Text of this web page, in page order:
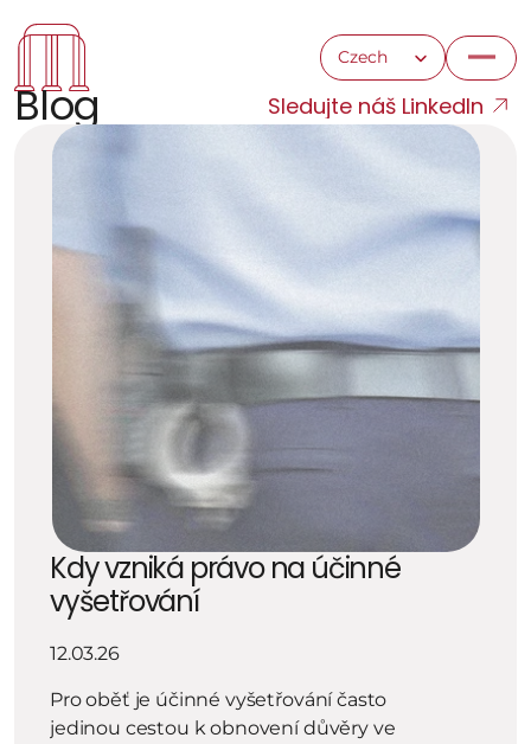
Select Language
Czech
Blog Sledujte náš LinkedIn
Kdy vzniká právo na účinné
vyšetřování
12.03.26
Pro oběť je účinné vyšetřování často
jedinou cestou k obnovení důvěry ve